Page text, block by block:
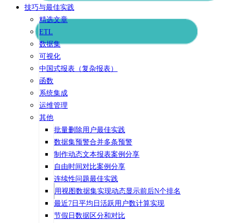
技巧与最佳实践
精选文章
ETL
数据集
可视化
中国式报表（复杂报表）
函数
系统集成
运维管理
其他
批量删除用户最佳实践
数据集预警合并多条预警
制作动态文本报表案例分享
自由时间对比案例分享
连续性问题最佳实践
用视图数据集实现动态显示前后N个排名
最近7日平均日活跃用户数计算实现
节假日数据区分和对比